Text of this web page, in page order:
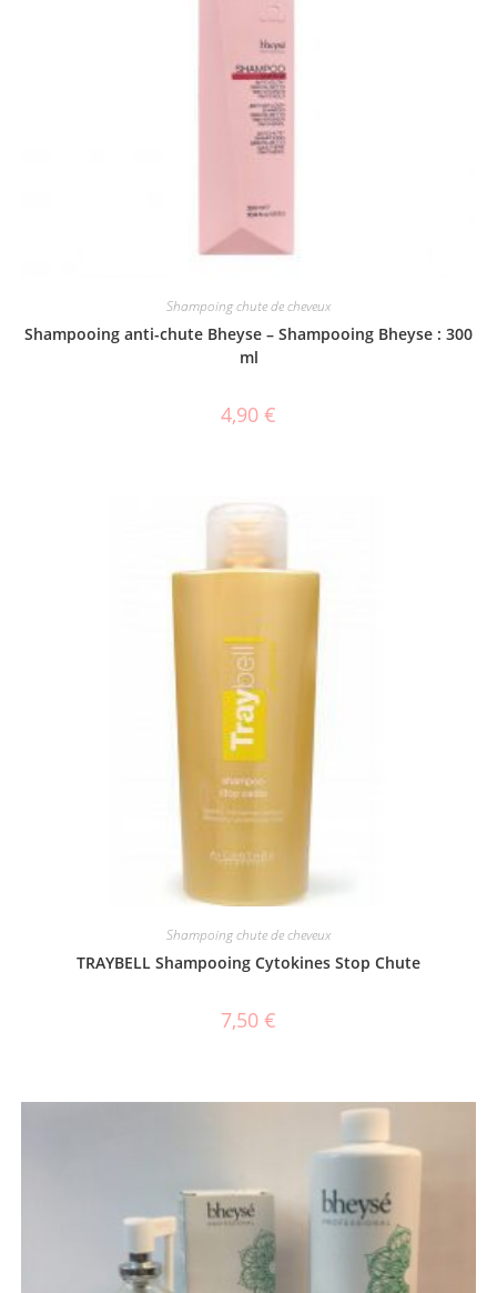
Shampoing chute de cheveux
Shampooing anti-chute Bheyse – Shampooing Bheyse : 300
ml
4,90 €
Shampoing chute de cheveux
TRAYBELL Shampooing Cytokines Stop Chute
7,50 €